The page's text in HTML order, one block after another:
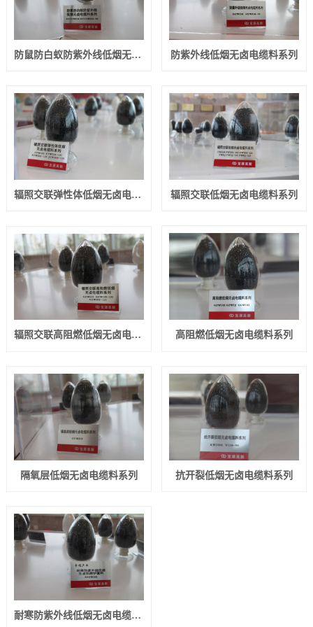
防鼠防白蚁防紫外线低烟无卤电缆料系列 防紫外线低烟无卤电缆料系列
辐照交联弹性体低烟无卤电缆料系列 辐照交联低烟无卤电缆料系列
辐照交联高阻燃低烟无卤电缆料系列 高阻燃低烟无卤电缆料系列
隔氧层低烟无卤电缆料系列 抗开裂低烟无卤电缆料系列
耐寒防紫外线低烟无卤电缆料系列